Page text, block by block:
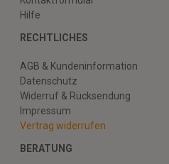
Hilfe
RECHTLICHES
AGB & Kundeninformation
Datenschutz
Widerruf & Rücksendung
Impressum
Vertrag widerrufen
BERATUNG